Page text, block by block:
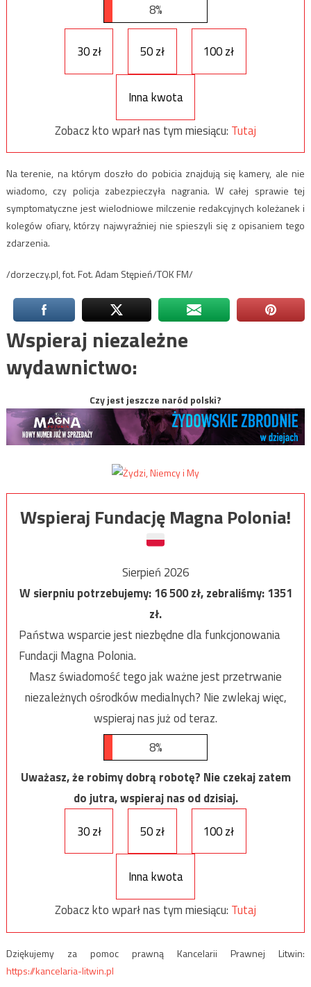
8%
30 zł 50 zł 100 zł
Inna kwota
Zobacz kto wparł nas tym miesiącu: Tutaj
Na terenie, na którym doszło do pobicia znajdują się kamery, ale nie
wiadomo, czy policja zabezpieczyła nagrania. W całej sprawie tej
symptomatyczne jest wielodniowe milczenie redakcyjnych koleżanek i
kolegów ofiary, którzy najwyraźniej nie spieszyli się z opisaniem tego
zdarzenia.
/dorzeczy.pl, fot. Fot. Adam Stępień/TOK FM/
Wspieraj niezależne
wydawnictwo:
Czy jest jeszcze naród polski?
Wspieraj Fundację Magna Polonia!
Sierpień 2026
W sierpniu potrzebujemy:16 500zł, zebraliśmy:1351
zł.
Państwa wsparcie jest niezbędne dla funkcjonowania
Fundacji Magna Polonia.
Masz świadomość tego jak ważne jest przetrwanie
niezależnych ośrodków medialnych? Nie zwlekaj więc,
wspieraj nas już od teraz.
8%
Uważasz, że robimy dobrą robotę? Nie czekaj zatem
do jutra, wspieraj nas od dzisiaj.
30 zł
50 zł 100 zł
Inna kwota
Zobacz kto wparł nas tym miesiącu: Tutaj
Dziękujemy za pomoc prawną Kancelarii Prawnej Litwin:
https://kancelaria-litwin.pl